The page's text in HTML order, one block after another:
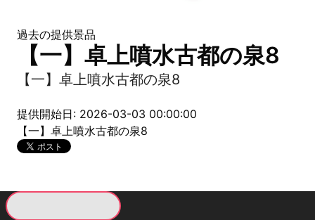
過去の提供景品
【一】卓上噴水古都の泉8
【一】卓上噴水古都の泉8
提供開始日: 2026-03-03 00:00:00
【一】卓上噴水古都の泉8